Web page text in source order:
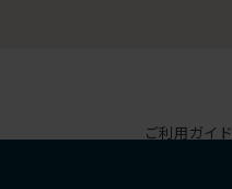
ご利用ガイド